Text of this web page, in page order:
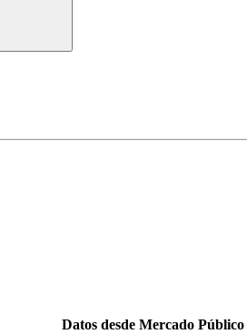
Datos desde Mercado Público